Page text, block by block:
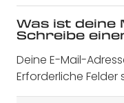
Was ist deine
Schreibe
Deine E-Mail-
Erforderliche Felder